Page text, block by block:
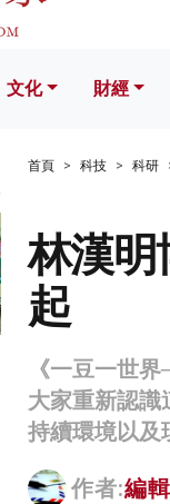
文化 財經
首頁 科技 科研
林漢明
起
《一豆一世
大家重新認識
持續環境以及
作者:編